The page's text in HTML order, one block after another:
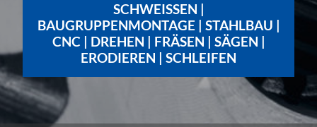
SCHWEISSEN | B
AUGRUPPENMONTAGE | STAHLBAU | C
NC | DREHEN | FRÄSEN | SÄGEN | E
RODIEREN | SCHLEIFEN